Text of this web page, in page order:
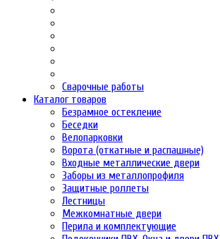
Сварочные работы
Каталог товаров
Безрамное остекление
Беседки
Велопарковки
Ворота (откатные и распашные)
Входные металлические двери
Заборы из металлопрофиля
Защитные роллеты
Лестницы
Межкомнатные двери
Перила и комплектующие